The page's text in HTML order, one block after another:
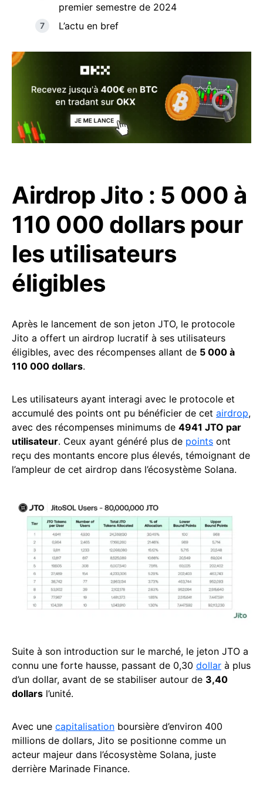
premier semestre de 2024
L’actu en bref
Airdrop Jito : 5 000 à
110 000 dollars pour
les utilisateurs
éligibles
Après le lancement de son jeton JTO, le protocole
Jito a offert un airdrop lucratif à ses utilisateurs
éligibles, avec des récompenses allant de 5 000 à
110 000 dollars.
Les utilisateurs ayant interagi avec le protocole et
accumulé des points ont pu bénéficier de cet airdrop,
avec des récompenses minimums de 4941 JTO par
utilisateur. Ceux ayant généré plus de points ont
reçu des montants encore plus élevés, témoignant de
l’ampleur de cet airdrop dans l’écosystème Solana.
Suite à son introduction sur le marché, le jeton JTO a
connu une forte hausse, passant de 0,30 dollar à plus
d’un dollar, avant de se stabiliser autour de 3,40
dollars l’unité.
Avec une capitalisation boursière d’environ 400
millions de dollars, Jito se positionne comme un
acteur majeur dans l’écosystème Solana, juste
derrière Marinade Finance.